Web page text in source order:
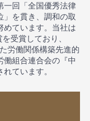
一回「全国優秀法律
」を貫き、調和の取
めています。当社は
受賞しており、
労働関係構築先進的
働組合連合会の『中
ています。